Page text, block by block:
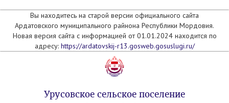
Вы находитесь на старой версии официального сайта
Ардатовского муниципального райнона Республики Мордовия.
Новая версия сайта с информацией от 01.01.2024 находится по
адресу: https://ardatovskij-r13.gosweb.gosuslugi.ru/
Урусовское сельское поселение